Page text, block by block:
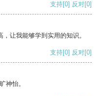
支持[0] 反对[0]
让我能够学到实用的知识。
支持[0] 反对[0]
神怡。